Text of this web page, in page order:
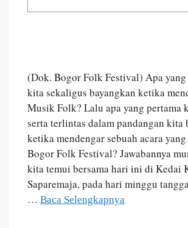
(Dok. Bogor Folk Festival) Apa
kita sekaligus bayangkan ketika
Musik Folk? Lalu apa yang pertama
serta terlintas dalam pandangan kita
ketika mendengar sebuah acara
Bogor Folk Festival? Jawabannya
kita temui bersama hari ini di Kedai
Saparemaja, pada hari minggu
… Baca Selengkapnya